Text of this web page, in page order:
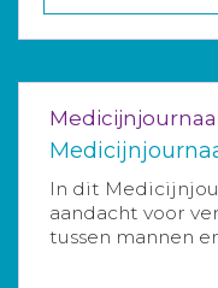
Medicijnjournaal
In dit
aandacht voor
tussen mannen en